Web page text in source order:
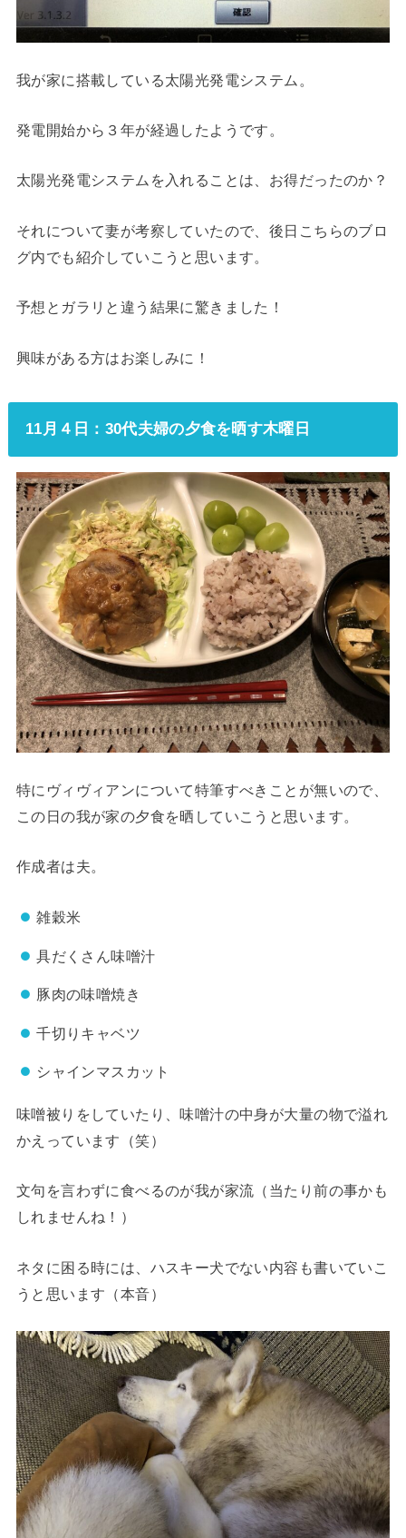
我が家に搭載している太陽光発電システム。
発電開始から３年が経過したようです。
太陽光発電システムを入れることは、お得だったのか？
それについて妻が考察していたので、後日こちらのブロ
グ内でも紹介していこうと思います。
予想とガラリと違う結果に驚きました！
興味がある方はお楽しみに！
11月４日：30代夫婦の夕食を晒す木曜日
特にヴィヴィアンについて特筆すべきことが無いので、
この日の我が家の夕食を晒していこうと思います。
作成者は夫。
雑穀米
具だくさん味噌汁
豚肉の味噌焼き
千切りキャベツ
シャインマスカット
味噌被りをしていたり、味噌汁の中身が大量の物で溢れ
かえっています（笑）
文句を言わずに食べるのが我が家流（当たり前の事かも
しれませんね！）
ネタに困る時には、ハスキー犬でない内容も書いていこ
うと思います（本音）